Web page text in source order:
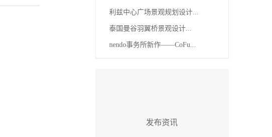
利兹中心广场景观规划设计...
泰国曼谷羽翼桥景观设计...
nendo事务所新作——CoFu...
发布资讯